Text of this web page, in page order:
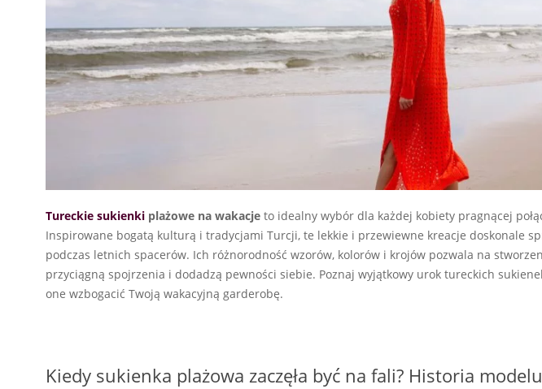
Tureckie sukienki plażowe na wakacje to idealny wybór dla każdej kobiety pragnącej
Inspirowane bogatą kulturą i tradycjami Turcji, te lekkie i przewiewne kreacje doskonale
podczas letnich spacerów. Ich różnorodność wzorów, kolorów i krojów pozwala na
przyciągną spojrzenia i dodadzą pewności siebie. Poznaj wyjątkowy urok tureckich
one wzbogacić Twoją wakacyjną garderobę.
Kiedy sukienka plażowa zaczęła być na fali? Historia modelu